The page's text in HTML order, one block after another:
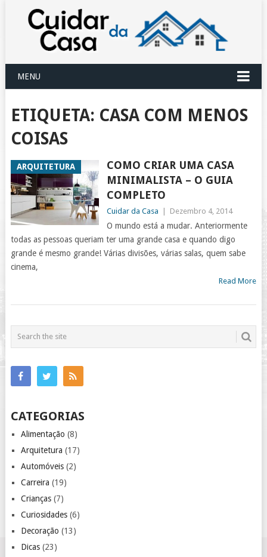
MENU
ETIQUETA: CASA COM MENOS
COISAS
ARQUITETURA
COMO CRIAR UMA CASA
MINIMALISTA – O GUIA
COMPLETO
Cuidar da Casa Dezembro 4, 2014
O mundo está a mudar. Anteriormente
todas as pessoas queriam ter uma grande casa e quando digo
grande é mesmo grande! Várias divisões, várias salas, quem sabe
cinema,
Read More
CATEGORIAS
Alimentação (8)
Arquitetura (17)
Automóveis(2)
Carreira (19)
Crianças(7)
Curiosidades(6)
Decoração (13)
Dicas(23)